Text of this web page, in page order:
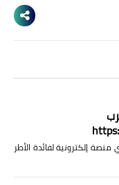
إلكترونية لفائدة الأطر